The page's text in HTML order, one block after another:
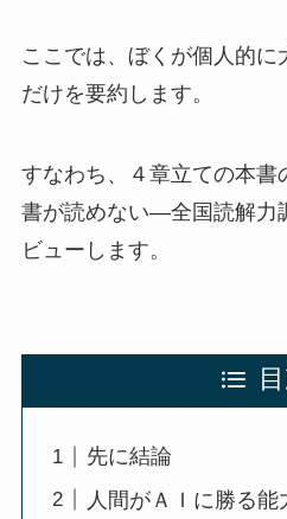
ここでは、ぼくが個人的に
だけを要約します。
すなわち、４章立ての本書
書が読めない―全国読解力
ビューします。
先に結論
人間がＡＩに勝る能